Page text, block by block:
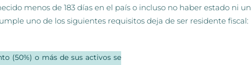
menos de 183 días en el país o incluso no haber estado ni un
uno de los siguientes requisitos deja de ser residente fiscal:
(50%) o más de sus activos se